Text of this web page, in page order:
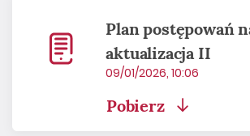
Plan postępowań
aktualizacja II
09/01/2026, 10:06
Pobierz